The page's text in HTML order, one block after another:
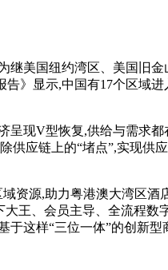
美国纽约湾区、美国旧
》显示,中国有17个区域
V型恢复,供给与需求都
应链上的“堵点”,实现供
源,助力粤港澳大湾区酒
王、会员主导、全流程
这样“三位一体”的创新